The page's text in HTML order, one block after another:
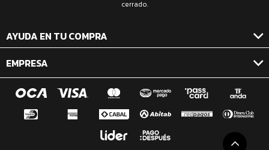
cerrado.
AYUDA EN TU COMPRA
EMPRESA